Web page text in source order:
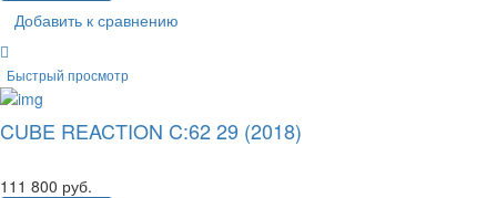
Добавить к сравнению
Быстрый просмотр
CUBE REACTION C:62 29 (2018)
111 800 руб.